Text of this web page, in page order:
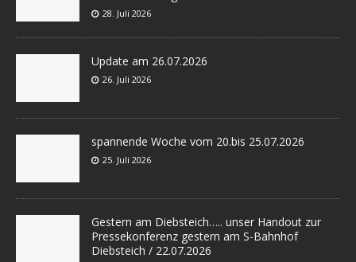
28. Juli 2026
Update am 26.07.2026
26. Juli 2026
spannende Woche vom 20.bis 25.07.2026
25. Juli 2026
Gestern am Diebsteich….. unser Handout zur
Pressekonferenz gestern am S-Bahnhof
Diebsteich / 22.07.2026